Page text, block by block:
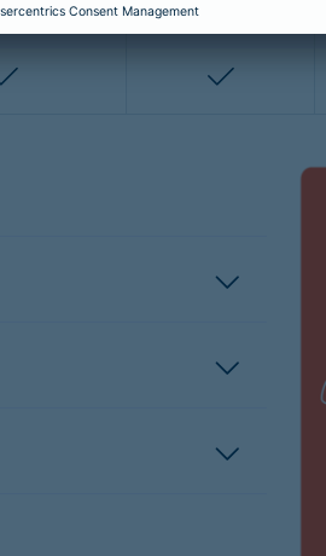
nicht enthalten
enthalten enthalten